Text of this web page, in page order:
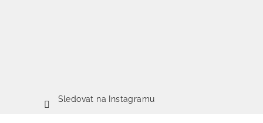
Sledovat na Instagramu